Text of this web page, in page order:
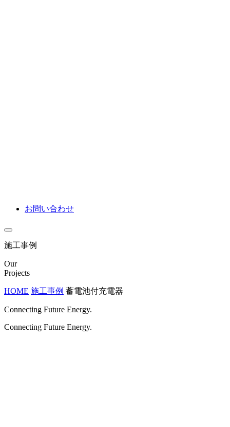
お問い合わせ
施工事例
Our
Projects
HOME 施工事例 蓄電池付充電器
Connecting Future Energy.
Connecting Future Energy.